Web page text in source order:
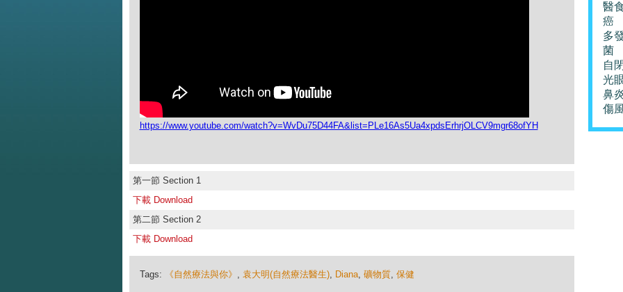
https://www.youtube.com/watch?v=WvDu75D44FA&list=PLe16As5Ua4xpdsErhrjOLCV9mgr68ofYH
第一節 Section 1
下載 Download
第二節 Section 2
下載 Download
Tags: 《自然療法與你》 , 袁大明(自然療法醫生), Diana, 礦物質, 保健
醫
癌
多
菌
自
光
鼻
傷